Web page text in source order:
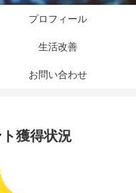
プロフィール
生活改善
お問い合わせ
ト獲得状況